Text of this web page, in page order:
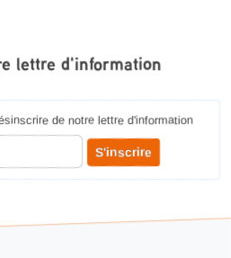
lettre d'information
de notre lettre d'information
recevoir notre lettre d'information
S'inscrire